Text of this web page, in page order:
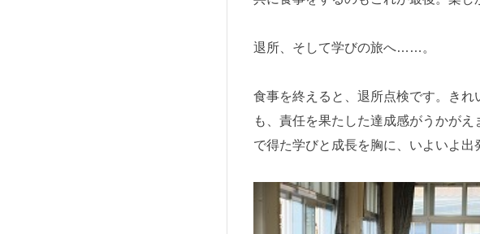
退所、そして学びの旅へ……。
食事を終えると、退所点検です。き
も、責任を果たした達成感がうかが
で得た学びと成長を胸に、いよいよ出